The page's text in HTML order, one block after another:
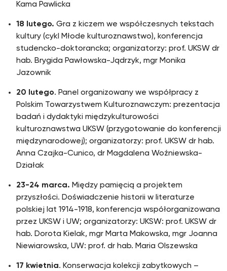
Kama Pawlicka
18 lutego. Gra z kiczem we współczesnych tekstach
kultury (cykl Młode kulturoznawstwo), konferencja
studencko-doktorancka; organizatorzy: prof. UKSW dr
hab. Brygida Pawłowska-Jądrzyk, mgr Monika
Jazownik
20 lutego. Panel organizowany we współpracy z
Polskim Towarzystwem Kulturoznawczym: prezentacja
badań i dydaktyki międzykulturowości
kulturoznawstwa UKSW (przygotowanie do konferencji
międzynarodowej); organizatorzy: prof. UKSW dr hab.
Anna Czajka-Cunico, dr Magdalena Woźniewska-
Działak
23-24 marca. Między pamięcią a projektem
przyszłości. Doświadczenie historii w literaturze
polskiej lat 1914-1918, konferencja współorganizowana
przez UKSW i UW; organizatorzy: UKSW: prof. UKSW dr
hab. Dorota Kielak, mgr Marta Makowska, mgr Joanna
Niewiarowska, UW: prof. dr hab. Maria Olszewska
17 kwietnia. Konserwacja kolekcji zabytkowych –